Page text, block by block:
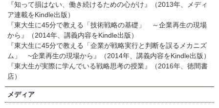
『知って損はない、働き続けるための心がけ』（2013年、メディ
ア連載をKindle出版）
『東大生に45分で教える「技術戦略の基礎」 ～企業再生の現場
から』（2014年、講義内容をKindle出版）
『東大生に45分で教える「企業が戦略実行と判断を誤るメカニズ
ム」 ~企業再生の現場から』（2014年、講義内容をKindle出版）
『東大生が実際に学んでいる戦略思考の授業』（2016年、徳間書
店）
メディア